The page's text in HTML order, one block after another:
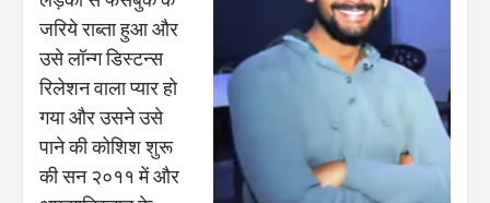
जरिये राब्ता हुआ और
उसे लॉन्ग डिस्टन्स
रिलेशन वाला प्यार हो
गया और उसने उसे
पाने की कोशिश शुरू
की सन २०११ में और